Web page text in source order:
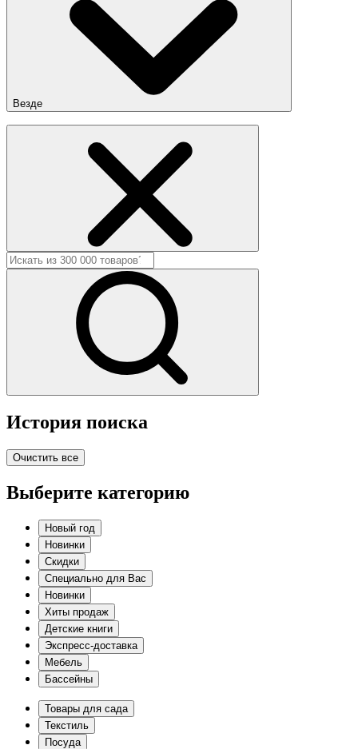
Везде
История поиска
Очистить все
Выберите категорию
Новый год
Новинки
Скидки
Специально для Вас
Новинки
Хиты продаж
Детские книги
Экспресс-доставка
Мебель
Бассейны
Товары для сада
Текстиль
Посуда